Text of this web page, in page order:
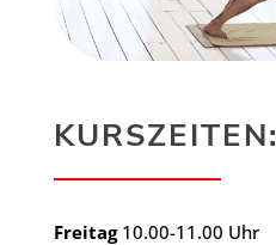
KURSZEITEN:
Freitag10.00-11.00 Uhr